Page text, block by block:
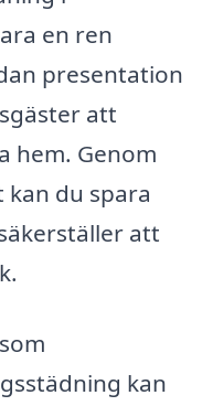
en ren
presentation
att
hem. Genom
du spara
att
kan